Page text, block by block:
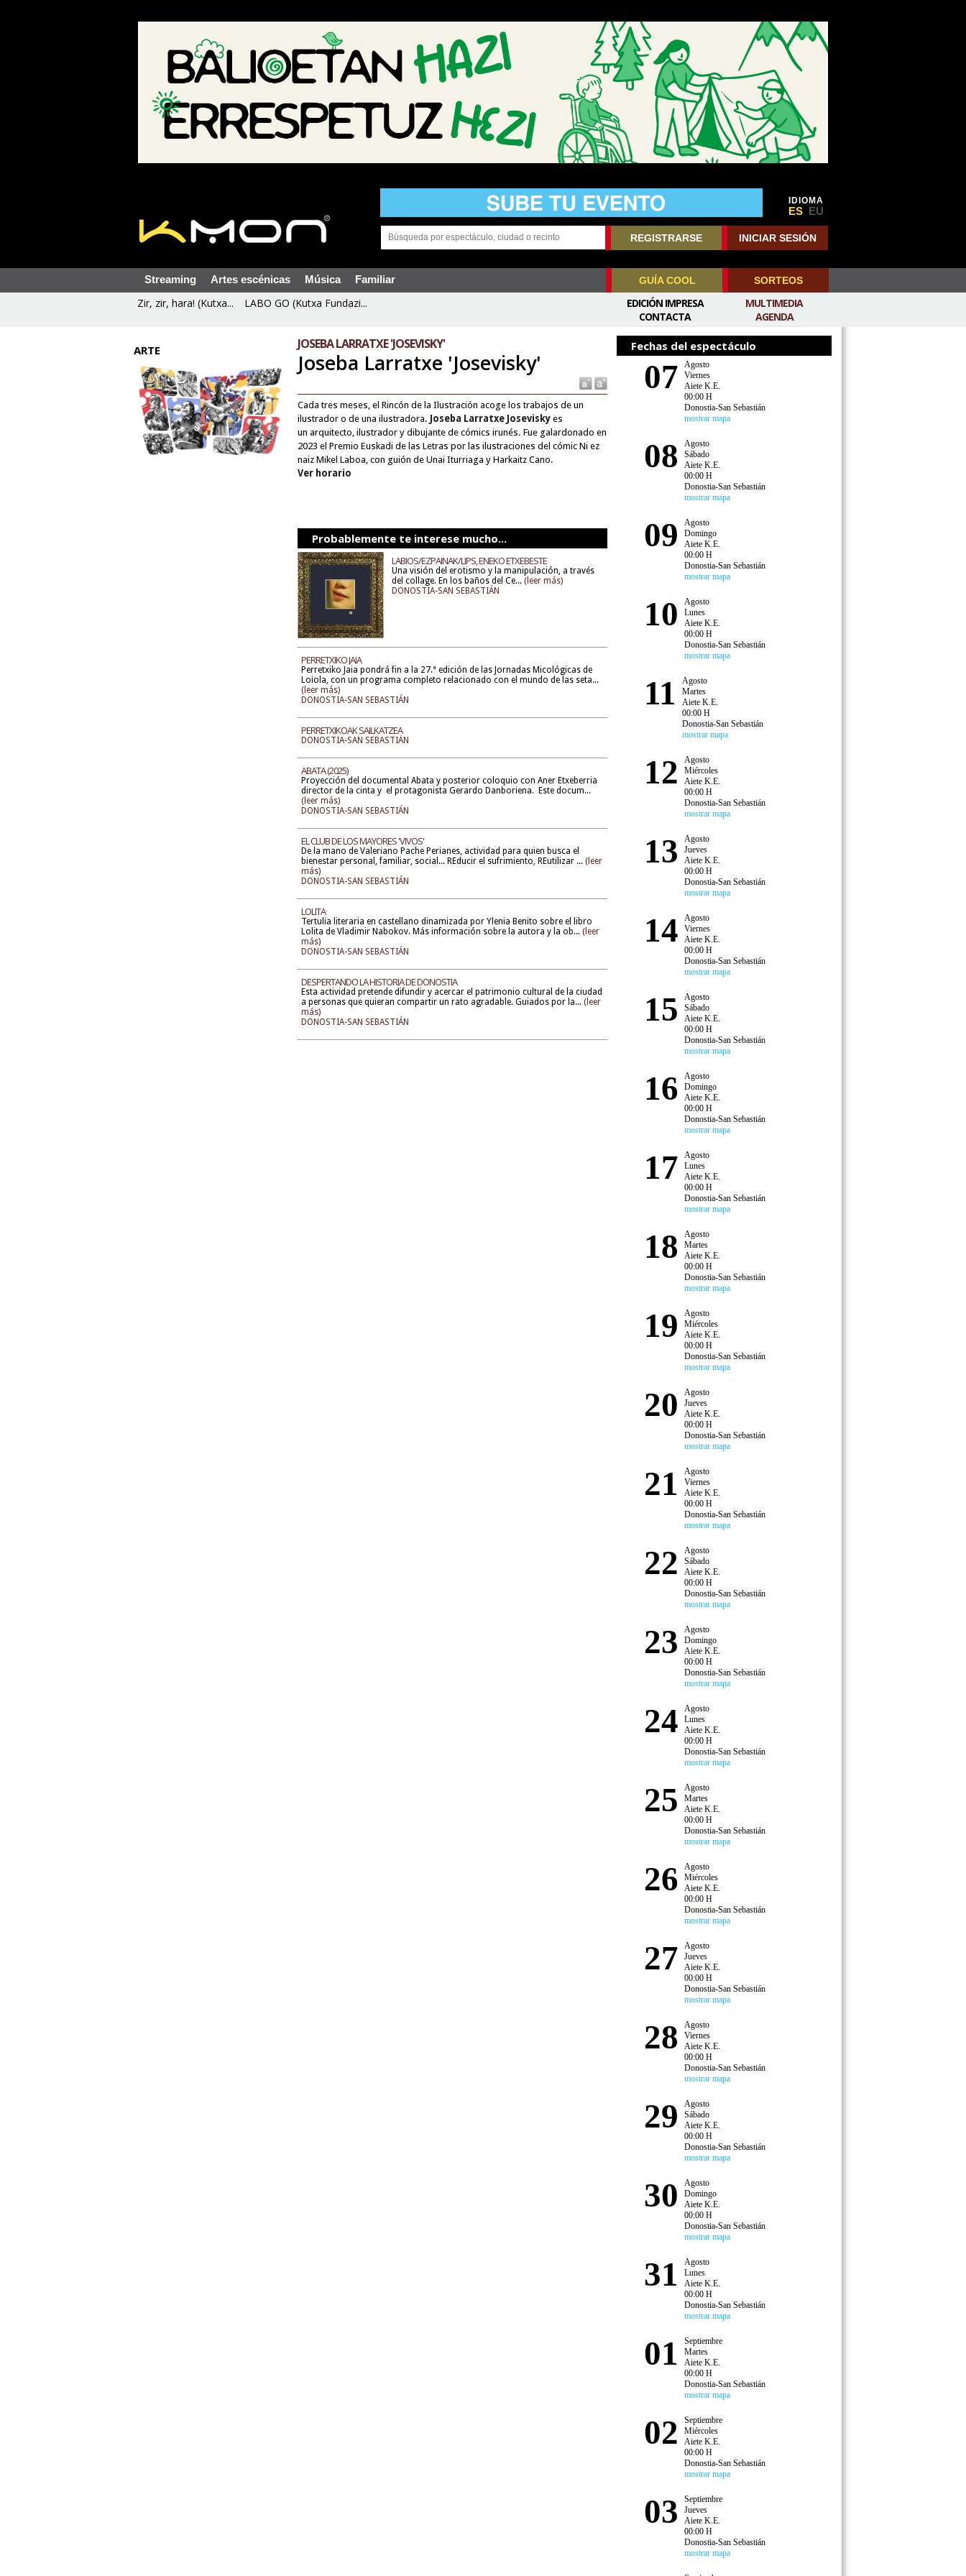
IDIOMA
ES EU
REGISTRARSE INICIAR SESIÓN
Streaming Artes escénicas Música Familiar GUÍA COOL SORTEOS
Zir, zir, hara! (Kutxa... LABO GO (Kutxa Fundazi...
MULTIMEDIA
AGENDA
EDICIÓN IMPRESA
CONTACTA
ARTE JOSEBA LARRATXE 'JOSEVISKY'
Joseba Larratxe 'Josevisky'
Cada tres meses, el Rincón de la Ilustración acoge los trabajos de un
ilustrador o de una ilustradora. Joseba Larratxe Josevisky es
un arquitecto, ilustrador y dibujante de cómics irunés. Fue galardonado en
2023 el Premio Euskadi de las Letras por las ilustraciones del cómic Ni ez
naiz Mikel Laboa, con guión de Unai Iturriaga y Harkaitz Cano.
Ver horario
Probablemente te interese mucho...
LABIOS/EZPAINAK/LIPS, ENEKO ETXEBESTE
Una visión del erotismo y la manipulación, a través
del collage. En los baños del Ce...(leer más)
DONOSTIA-SAN SEBASTIÁN
PERRETXIKO JAIA
Perretxiko Jaia pondrá fin a la 27.ª edición de las Jornadas Micológicas de
Loiola, con un programa completo relacionado con el mundo de las seta...
(leer más)
DONOSTIA-SAN SEBASTIÁN
PERRETXIKOAK SAILKATZEA
DONOSTIA-SAN SEBASTIÁN
ABATA (2025)
Proyección del documental Abata y posterior coloquio con Aner Etxeberria
director de la cinta y el protagonista Gerardo Danboriena. Este docum...
(leer más)
DONOSTIA-SAN SEBASTIÁN
EL CLUB DE LOS MAYORES 'VIVOS'
De la mano de Valeriano Pache Perianes, actividad para quien busca el
bienestar personal, familiar, social... REducir el sufrimiento, REutilizar ...(leer
más)
DONOSTIA-SAN SEBASTIÁN
LOLITA
Tertulia literaria en castellano dinamizada por Ylenia Benito sobre el libro
Lolita de Vladimir Nabokov. Más información sobre la autora y la ob...(leer
más)
DONOSTIA-SAN SEBASTIÁN
DESPERTANDO LA HISTORIA DE DONOSTIA
Esta actividad pretende difundir y acercar el patrimonio cultural de la ciudad
a personas que quieran compartir un rato agradable. Guiados por la...(leer
más)
DONOSTIA-SAN SEBASTIÁN
Fechas del espectáculo
07
Agosto
Viernes
Aiete K.E.
00:00 H
Donostia-San Sebastián
mostrar mapa
08
Agosto
Sábado
Aiete K.E.
00:00 H
Donostia-San Sebastián
mostrar mapa
09
Agosto
Domingo
Aiete K.E.
00:00 H
Donostia-San Sebastián
mostrar mapa
10
Agosto
Lunes
Aiete K.E.
00:00 H
Donostia-San Sebastián
mostrar mapa
11
Agosto
Martes
Aiete K.E.
00:00 H
Donostia-San Sebastián
mostrar mapa
12
Agosto
Miércoles
Aiete K.E.
00:00 H
Donostia-San Sebastián
mostrar mapa
13
Agosto
Jueves
Aiete K.E.
00:00 H
Donostia-San Sebastián
mostrar mapa
14
Agosto
Viernes
Aiete K.E.
00:00 H
Donostia-San Sebastián
mostrar mapa
15
Agosto
Sábado
Aiete K.E.
00:00 H
Donostia-San Sebastián
mostrar mapa
16
Agosto
Domingo
Aiete K.E.
00:00 H
Donostia-San Sebastián
mostrar mapa
17
Agosto
Lunes
Aiete K.E.
00:00 H
Donostia-San Sebastián
mostrar mapa
18
Agosto
Martes
Aiete K.E.
00:00 H
Donostia-San Sebastián
mostrar mapa
19
Agosto
Miércoles
Aiete K.E.
00:00 H
Donostia-San Sebastián
mostrar mapa
20
Agosto
Jueves
Aiete K.E.
00:00 H
Donostia-San Sebastián
mostrar mapa
21
Agosto
Viernes
Aiete K.E.
00:00 H
Donostia-San Sebastián
mostrar mapa
22
Agosto
Sábado
Aiete K.E.
00:00 H
Donostia-San Sebastián
mostrar mapa
23
Agosto
Domingo
Aiete K.E.
00:00 H
Donostia-San Sebastián
mostrar mapa
24
Agosto
Lunes
Aiete K.E.
00:00 H
Donostia-San Sebastián
mostrar mapa
25
Agosto
Martes
Aiete K.E.
00:00 H
Donostia-San Sebastián
mostrar mapa
26
Agosto
Miércoles
Aiete K.E.
00:00 H
Donostia-San Sebastián
mostrar mapa
27
Agosto
Jueves
Aiete K.E.
00:00 H
Donostia-San Sebastián
mostrar mapa
28
Agosto
Viernes
Aiete K.E.
00:00 H
Donostia-San Sebastián
mostrar mapa
29
Agosto
Sábado
Aiete K.E.
00:00 H
Donostia-San Sebastián
mostrar mapa
30
Agosto
Domingo
Aiete K.E.
00:00 H
Donostia-San Sebastián
mostrar mapa
31
Agosto
Lunes
Aiete K.E.
00:00 H
Donostia-San Sebastián
mostrar mapa
01
Septiembre
Martes
Aiete K.E.
00:00 H
Donostia-San Sebastián
mostrar mapa
02
Septiembre
Miércoles
Aiete K.E.
00:00 H
Donostia-San Sebastián
mostrar mapa
03
Septiembre
Jueves
Aiete K.E.
00:00 H
Donostia-San Sebastián
mostrar mapa